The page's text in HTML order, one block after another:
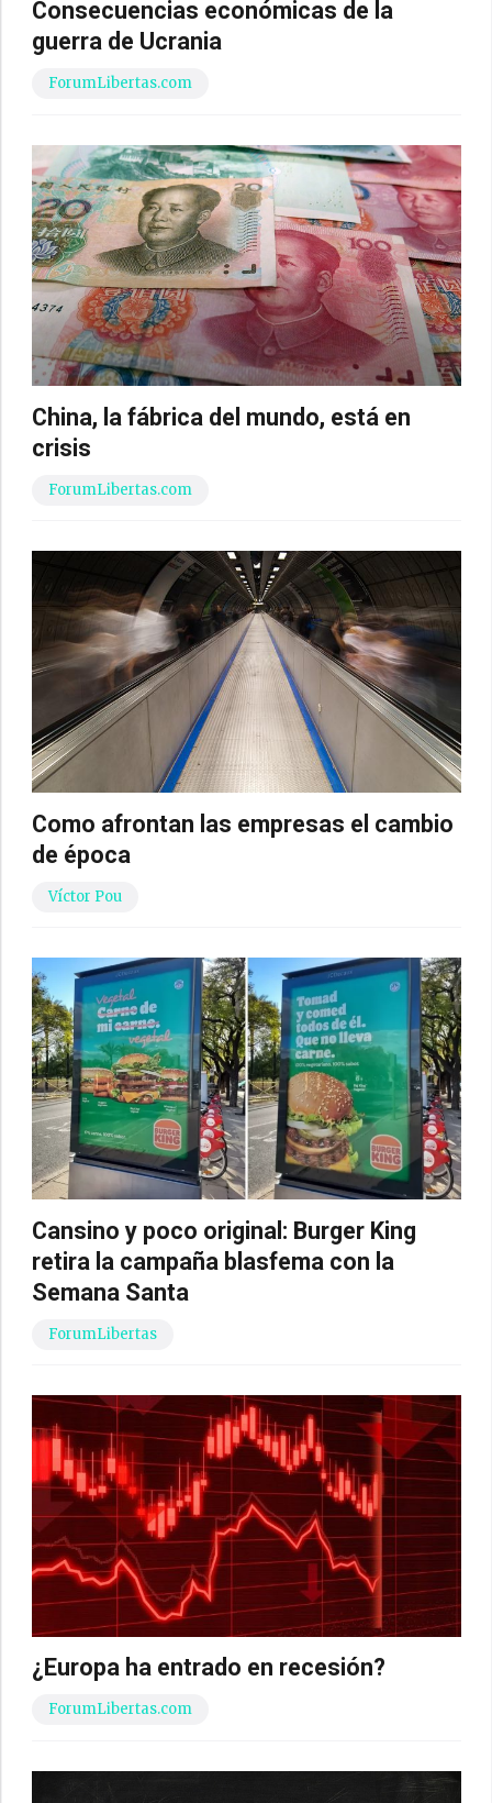
Consecuencias económicas de la
guerra de Ucrania
ForumLibertas.com
China, la fábrica del mundo, está en
crisis
ForumLibertas.com
Como afrontan las empresas el cambio
de época
Víctor Pou
Cansino y poco original: Burger King
retira la campaña blasfema con la
Semana Santa
ForumLibertas
¿Europa ha entrado en recesión?
ForumLibertas.com